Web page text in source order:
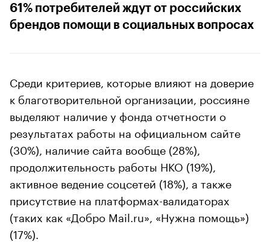
61% потребителей ждут от российских
брендов помощи в социальных вопросах
Среди критериев, которые влияют на доверие
к благотворительной организации, россияне
выделяют наличие у фонда отчетности о
результатах работы на официальном сайте
(30%), наличие сайта вообще (28%),
продолжительность работы НКО (19%),
активное ведение соцсетей (18%), а также
присутствие на платформах-валидаторах
(таких как «Добро Mail.ru», «Нужна помощь»)
(17%).